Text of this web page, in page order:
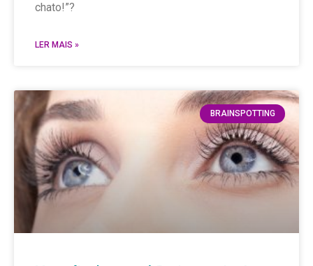
chato!”?
LER MAIS »
BRAINSPOTTING